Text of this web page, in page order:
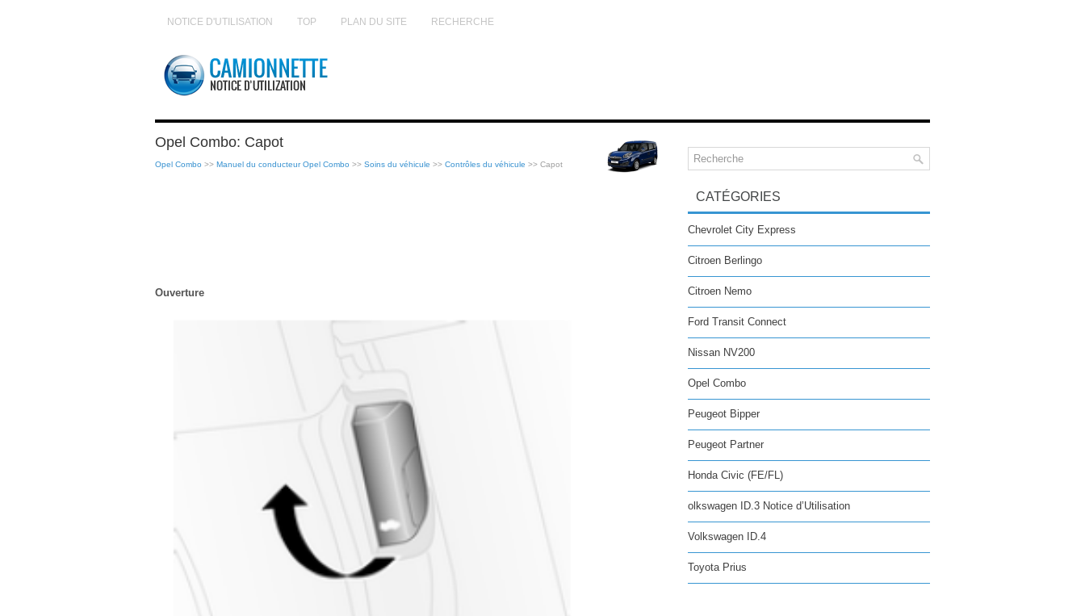
NOTICE D'UTILISATION TOP PLAN DU SITE RECHERCHE
Opel Combo: Capot
Opel Combo >> Manuel du conducteur Opel Combo >> Soins du véhicule >> Contrôles du véhicule >> Capot
Ouverture
CATÉGORIES
Chevrolet City Express
Citroen Berlingo
Citroen Nemo
Ford Transit Connect
Nissan NV200
Opel Combo
Peugeot Bipper
Peugeot Partner
Honda Civic (FE/FL)
olkswagen ID.3 Notice d’Utilisation
Volkswagen ID.4
Toyota Prius